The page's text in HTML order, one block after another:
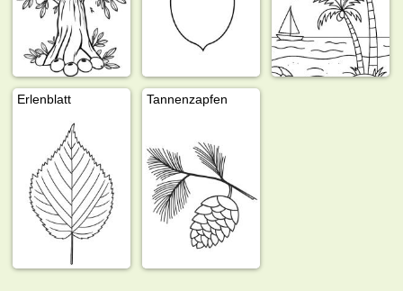
Erlenblatt Tannenzapfen